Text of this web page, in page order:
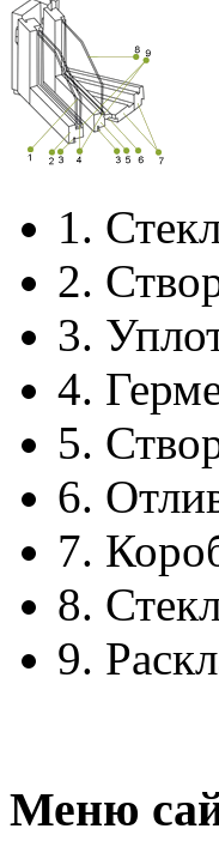
1.
2.
3.
4.
5.
6.
7.
8.
9.
Меню